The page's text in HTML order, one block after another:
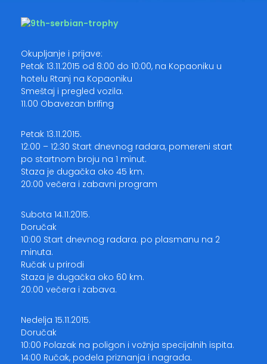
Okupljanje i prijave:
Petak 13.11.2015 od 8:00 do 10:00, na Kopaoniku u
hotelu Rtanj na Kopaoniku
Smeštaj i pregled vozila.
11.00 Obavezan brifing
Petak 13.11.2015.
12:00 – 12:30 Start dnevnog radara, pomereni start
po startnom broju na 1 minut.
Staza je dugačka oko 45 km.
20:00 večera i zabavni program
Subota 14.11.2015.
Doručak
10:00 Start dnevnog radara. po plasmanu na 2
minuta.
Ručak u prirodi
Staza je dugačka oko 60 km.
20:00 večera i zabava.
Nedelja 15.11.2015.
Doručak
10:00 Polazak na poligon i vožnja specijalnih ispita.
14:00 Ručak, podela priznanja i nagrada.